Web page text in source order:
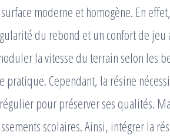
moderne et homogène. En
du rebond et un confort de jeu
la vitesse du terrain selon les
pratique. Cependant, la résine
pour préserver ses qualités.
scolaires. Ainsi, intégrer la